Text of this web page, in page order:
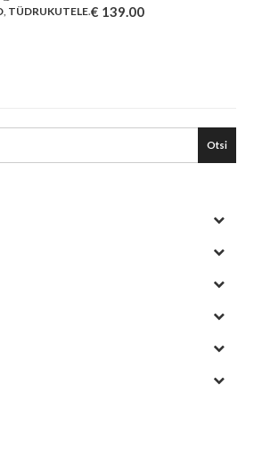
, TÜDRUKUTELE.€ 139.00
Otsi